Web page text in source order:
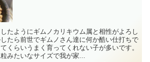
たようにギムノカリキウム属と相性がよろし
たら前世でギムノさん達に何か酷い仕打ちで
くらいうまく育ってくれない子が多いです。
みたいなサイズで我が家...